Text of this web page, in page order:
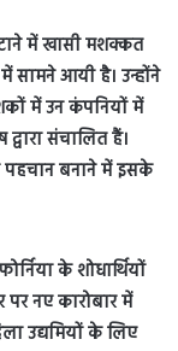
में खासी मशक्कत
सामने आयी है। उन्होंने
में उन कंपनियों में
संचालित हैं।
पहचान बनाने में इसके
के शोधार्थियों
नए कारोबार में
उद्यमियों के लिए